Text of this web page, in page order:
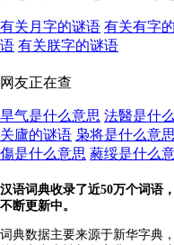
有关月字的谜语 有关有字
语 有关朕字的谜语
网友正在查
旱气是什么意思 法醫是什
关廬的谜语 枭将是什么意思
傷是什么意思 蕤绥是什么
汉语词典收录了近50万个词语
不断更新中。
词典数据主要来源于新华字典